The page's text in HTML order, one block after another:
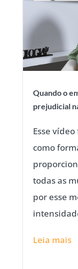
Quando o
prejudicial
Esse
como
todas as
por esse
Leia mais